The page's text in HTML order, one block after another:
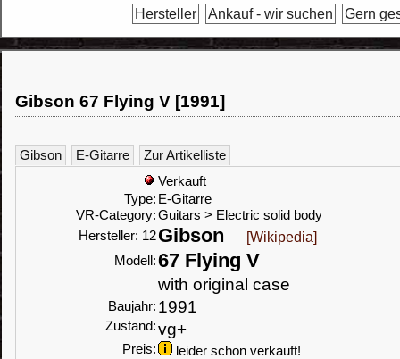
Hersteller
Ankauf - wir suchen Gern
Gibson 67 Flying V [1991]
Gibson E-Gitarre
Zur Artikelliste
Verkauft
Type: E-Gitarre
VR-Category:Guitars > Electric solid body
Hersteller: 12Gibson [Wikipedia]
Modell:67 Flying V
with original case
Baujahr: 1991
Zustand:vg+
Preis:
leider schon verkauft!